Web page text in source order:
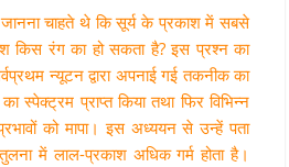
जानना चाहते थे कि सूर्य के प्रकाश में सबसे
किस रंग का हो सकता है? इस प्रश्न का
न्यूटन द्वारा अपनाई गई तकनीक का
स्पेक्ट्रम प्राप्त किया तथा फिर विभिन्न
को मापा। इस अध्ययन से उन्हें पता
में लाल-प्रकाश अधिक गर्म होता है।